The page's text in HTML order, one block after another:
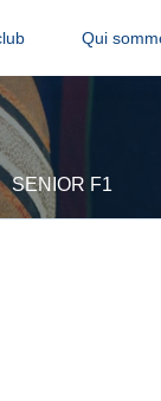
Qui
SENIOR F1